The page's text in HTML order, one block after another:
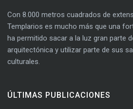
Con 8.000 metros cuadrados de
Templarios es mucho más que una
ha permitido sacar a la luz gran parte
arquitectónica y utilizar parte de sus
culturales.
ÚLTIMAS PUBLICACIONES